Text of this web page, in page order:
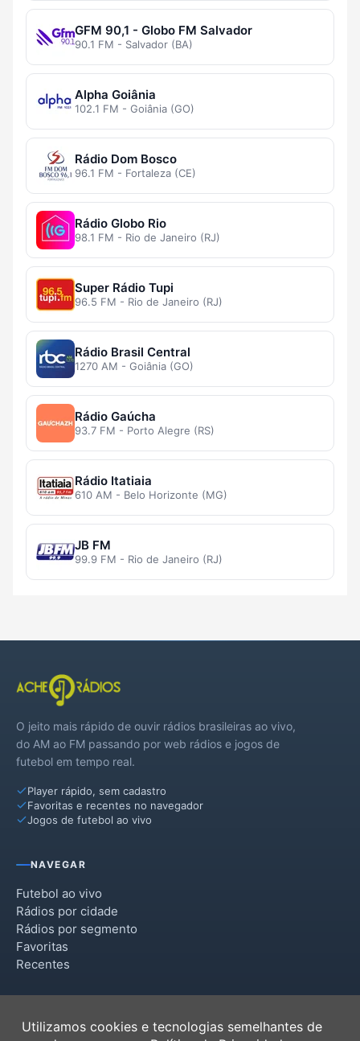
GFM 90,1 - Globo FM Salvador
90.1 FM - Salvador (BA)
Alpha Goiânia
102.1 FM - Goiânia (GO)
Rádio Dom Bosco
96.1 FM - Fortaleza (CE)
Rádio Globo Rio
98.1 FM - Rio de Janeiro (RJ)
Super Rádio Tupi
96.5 FM - Rio de Janeiro (RJ)
Rádio Brasil Central
1270 AM - Goiânia (GO)
Rádio Gaúcha
93.7 FM - Porto Alegre (RS)
Rádio Itatiaia
610 AM - Belo Horizonte (MG)
JB FM
99.9 FM - Rio de Janeiro (RJ)
O jeito mais rápido de ouvir rádios brasileiras ao vivo,
do AM ao FM passando por web rádios e jogos de
futebol em tempo real.
Player rápido, sem cadastro
Favoritas e recentes no navegador
Jogos de futebol ao vivo
NAVEGAR
Futebol ao vivo
Rádios por cidade
Rádios por segmento
Favoritas
Recentes
Utilizamos cookies e tecnologias semelhantes de